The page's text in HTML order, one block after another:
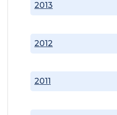
2011
2012
2013